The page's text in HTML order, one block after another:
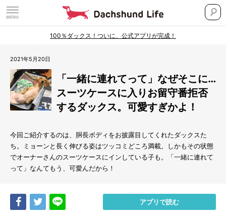
100％ダックス！ついに、公式アプリが完成！
2021年5月20日
「一緒に連れてって」なぜそこに…
スーツケースに入りお留守番拒否
するダックス。可愛すぎかよ！
今回ご紹介するのは、胴長ボディをお披露目してくれたダックスた
ち。ミョーンと長く伸びる姿はツッコミどころ満載。しかもその状態
でオーナーさんのスーツケースにインしている子も。「一緒に連れて
って」なんてもう、可愛んだから！
Share Tweet アプリで読む